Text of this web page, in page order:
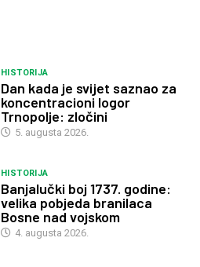
HISTORIJA
Dan kada je svijet saznao za
koncentracioni logor
Trnopolje: zločini
5. augusta 2026.
HISTORIJA
Banjalučki boj 1737. godine:
velika pobjeda branilaca
Bosne nad vojskom
4. augusta 2026.